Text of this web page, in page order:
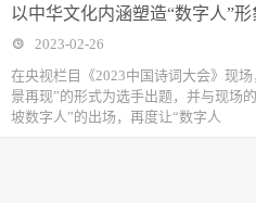
以中华文化内涵塑造“数字人”形
2023-02-26
在央视栏目《2023中国诗词大会》现
景再现”的形式为选手出题，并与现场
坡数字人”的出场，再度让“数字人